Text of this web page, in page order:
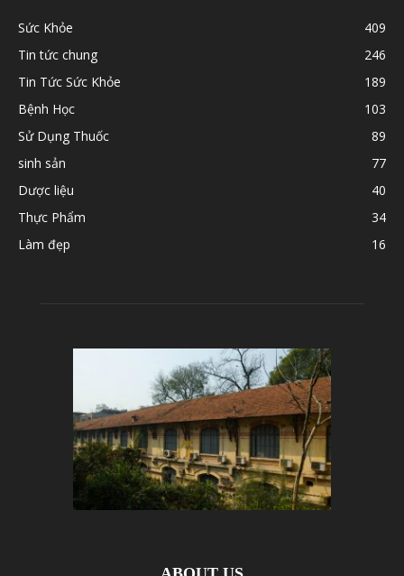
Sức Khỏe
409
Tin tức chung
246
Tin Tức Sức Khỏe
189
Bệnh Học
103
Sử Dụng Thuốc
89
sinh sản
77
Dược liệu
40
Thực Phẩm
34
Làm đẹp
16